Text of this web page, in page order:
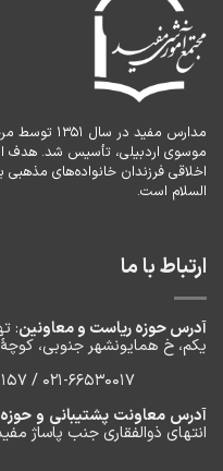
مدارس مفید
موسوی اردبیلی، تأسیس شد. هدف
اخلاقی فرزندان خانواده‌های
السلام است.
ارتباط با ما
آدرس حوزه ریاست و معاونین:
یکم، خ‌ همایونشهر جنوبی، کوچۀ ارکیدۀ ۴،
۰۲۱-66530017 / 021-66530157 / 021-66530172
آدرس معاونت پشتیبانی و حوزه
انتهای ذوالفقاری جنب پاساژ مفید